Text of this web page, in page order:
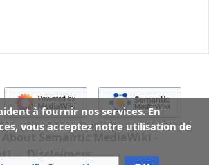
à fournir nos services. En
vous acceptez notre utilisation de
About Semantic MediaWiki -
Disclaimers